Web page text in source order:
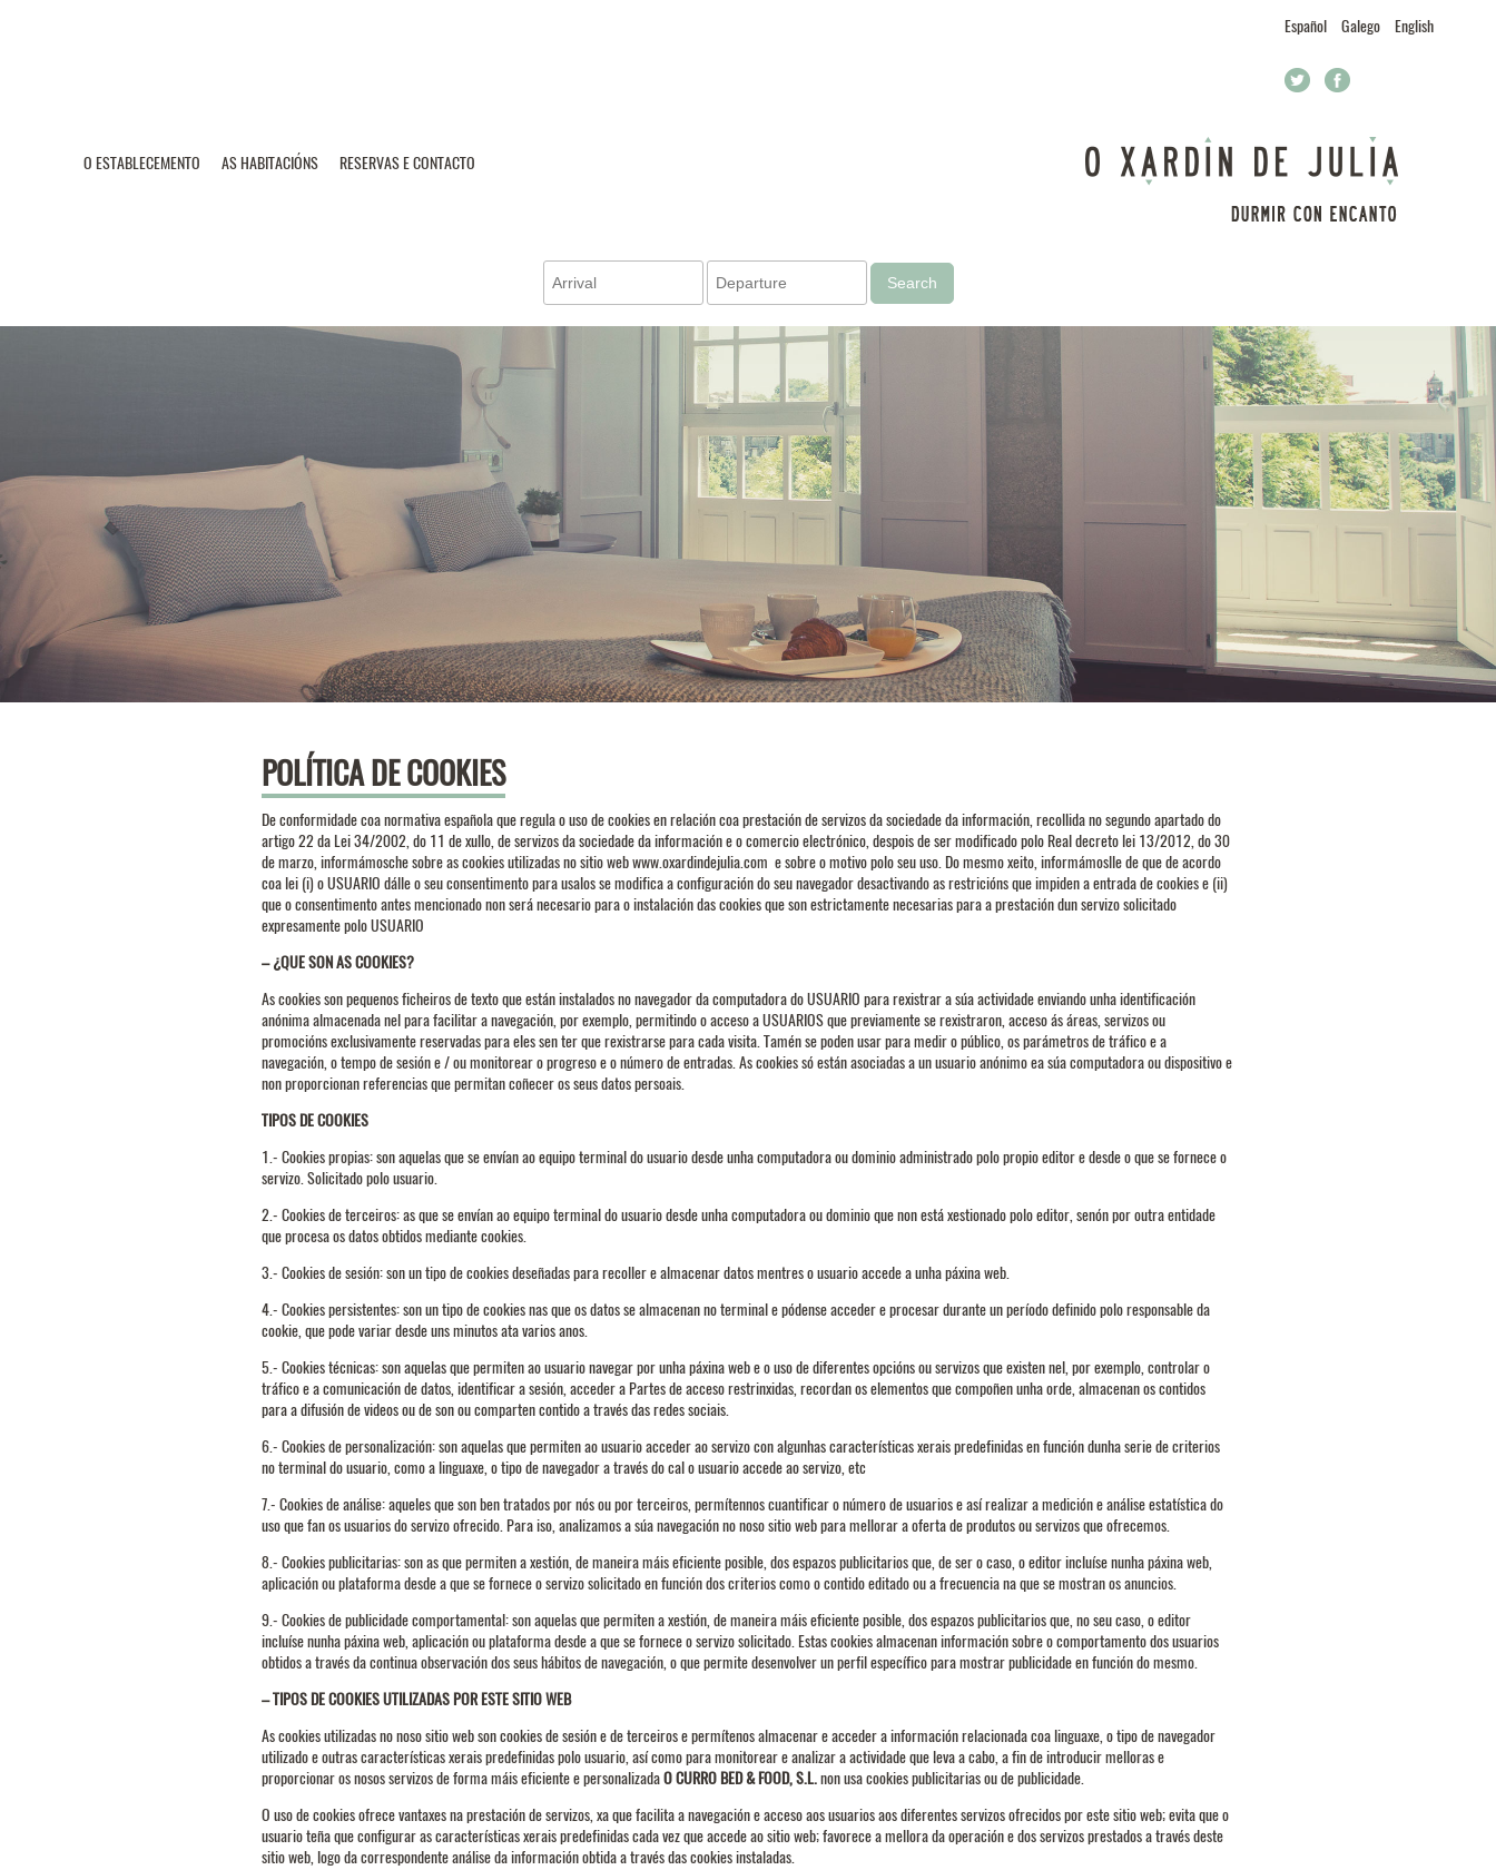
Español Galego English
O ESTABLECEMENTO AS HABITACIÓNS RESERVAS E CONTACTO
Search
POLÍTICA DE COOKIES
De conformidade coa normativa española que regula o uso de cookies en relación coa prestación de servizos da sociedade da información, recollida no segundo apartado do
artigo 22 da Lei 34/2002, do 11 de xullo, de servizos da sociedade da información e o comercio electrónico, despois de ser modificado polo Real decreto lei 13/2012, do 30
de marzo, informámosche sobre as cookies utilizadas no sitio webwww.oxardindejulia.com e sobre o motivo polo seu uso. Do mesmo xeito, informámoslle de que de acordo
coa lei (i) o USUARIO dálle o seu consentimento para usalos se modifica a configuración do seu navegador desactivando as restricións que impiden a entrada de cookies e (ii)
que o consentimento antes mencionado non será necesario para o instalación das cookies que son estrictamente necesarias para a prestación dun servizo solicitado
expresamente polo USUARIO
– ¿QUE SON AS COOKIES?
As cookies son pequenos ficheiros de texto que están instalados no navegador da computadora do USUARIO para rexistrar a súa actividade enviando unha identificación
anónima almacenada nel para facilitar a navegación, por exemplo, permitindo o acceso a USUARIOS que previamente se rexistraron, acceso ás áreas, servizos ou
promocións exclusivamente reservadas para eles sen ter que rexistrarse para cada visita. Tamén se poden usar para medir o público, os parámetros de tráfico e a
navegación, o tempo de sesión e / ou monitorear o progreso e o número de entradas. As cookies só están asociadas a un usuario anónimo ea súa computadora ou dispositivo e
non proporcionan referencias que permitan coñecer os seus datos persoais.
TIPOS DE COOKIES
1.- Cookies propias: son aquelas que se envían ao equipo terminal do usuario desde unha computadora ou dominio administrado polo propio editor e desde o que se fornece o
servizo. Solicitado polo usuario.
2.- Cookies de terceiros: as que se envían ao equipo terminal do usuario desde unha computadora ou dominio que non está xestionado polo editor, senón por outra entidade
que procesa os datos obtidos mediante cookies.
3.- Cookies de sesión: son un tipo de cookies deseñadas para recoller e almacenar datos mentres o usuario accede a unha páxina web.
4.- Cookies persistentes: son un tipo de cookies nas que os datos se almacenan no terminal e pódense acceder e procesar durante un período definido polo responsable da
cookie, que pode variar desde uns minutos ata varios anos.
5.- Cookies técnicas: son aquelas que permiten ao usuario navegar por unha páxina web e o uso de diferentes opcións ou servizos que existen nel, por exemplo, controlar o
tráfico e a comunicación de datos, identificar a sesión, acceder a Partes de acceso restrinxidas, recordan os elementos que compoñen unha orde, almacenan os contidos
para a difusión de videos ou de son ou comparten contido a través das redes sociais.
6.- Cookies de personalización: son aquelas que permiten ao usuario acceder ao servizo con algunhas características xerais predefinidas en función dunha serie de criterios
no terminal do usuario, como a linguaxe, o tipo de navegador a través do cal o usuario accede ao servizo, etc
7.- Cookies de análise: aqueles que son ben tratados por nós ou por terceiros, permítennos cuantificar o número de usuarios e así realizar a medición e análise estatística do
uso que fan os usuarios do servizo ofrecido. Para iso, analizamos a súa navegación no noso sitio web para mellorar a oferta de produtos ou servizos que ofrecemos.
8.- Cookies publicitarias: son as que permiten a xestión, de maneira máis eficiente posible, dos espazos publicitarios que, de ser o caso, o editor incluíse nunha páxina web,
aplicación ou plataforma desde a que se fornece o servizo solicitado en función dos criterios como o contido editado ou a frecuencia na que se mostran os anuncios.
9.- Cookies de publicidade comportamental: son aquelas que permiten a xestión, de maneira máis eficiente posible, dos espazos publicitarios que, no seu caso, o editor
incluíse nunha páxina web, aplicación ou plataforma desde a que se fornece o servizo solicitado. Estas cookies almacenan información sobre o comportamento dos usuarios
obtidos a través da continua observación dos seus hábitos de navegación, o que permite desenvolver un perfil específico para mostrar publicidade en función do mesmo.
– TIPOS DE COOKIES UTILIZADAS POR ESTE SITIO WEB
As cookies utilizadas no noso sitio web son cookies de sesión e de terceiros e permítenos almacenar e acceder a información relacionada coa linguaxe, o tipo de navegador
utilizado e outras características xerais predefinidas polo usuario, así como para monitorear e analizar a actividade que leva a cabo, a fin de introducir melloras e
proporcionar os nosos servizos de forma máis eficiente e personalizadaO CURRO BED & FOOD, S.L.non usa cookies publicitarias ou de publicidade.
O uso de cookies ofrece vantaxes na prestación de servizos, xa que facilita a navegación e acceso aos usuarios aos diferentes servizos ofrecidos por este sitio web; evita que o
usuario teña que configurar as características xerais predefinidas cada vez que accede ao sitio web; favorece a mellora da operación e dos servizos prestados a través deste
sitio web, logo da correspondente análise da información obtida a través das cookies instaladas.